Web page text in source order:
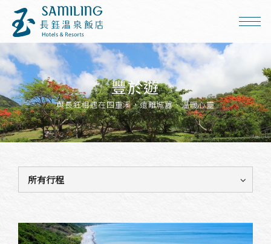
豐於遊
與長鈺相遇在四重溪，遠離城囂、溫暖心靈
所有行程